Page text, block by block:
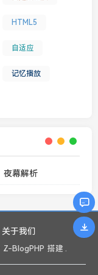
HTML5
自适应
记忆播放
夜幕解析
关于我们
Z-BlogPHP 搭建 .